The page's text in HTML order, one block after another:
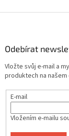
Odebírat
Vložte svůj e-mail a
produktech na našem
E-mail
Vložením e-mailu